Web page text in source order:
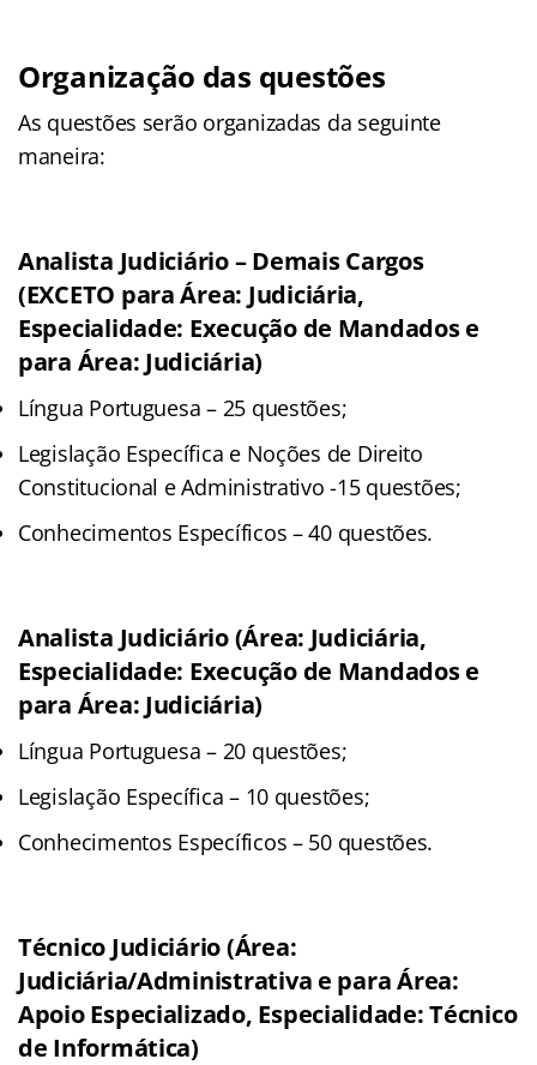
Organização das questões
As questões serão organizadas da seguinte
maneira:
Analista Judiciário – Demais Cargos
(EXCETO para Área: Judiciária,
Especialidade: Execução de Mandados e
para Área: Judiciária)
Língua Portuguesa – 25 questões;
Legislação Específica e Noções de Direito
Constitucional e Administrativo -15 questões;
Conhecimentos Específicos – 40 questões.
Analista Judiciário (Área: Judiciária,
Especialidade: Execução de Mandados e
para Área: Judiciária)
Língua Portuguesa – 20 questões;
Legislação Específica – 10 questões;
Conhecimentos Específicos – 50 questões.
Técnico Judiciário (Área:
Judiciária/Administrativa e para Área:
Apoio Especializado, Especialidade: Técnico
de Informática)